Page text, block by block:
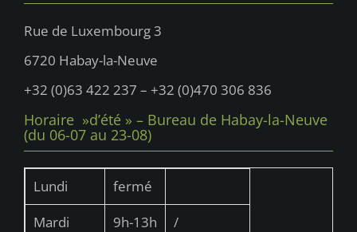
Rue de Luxembourg 3
6720 Habay-la-Neuve
+32 (0)63 422 237 – +32 (0)470 306 836
Horaire »d’été » – Bureau de Habay-la-Neuve
(du 06-07 au 23-08)
Lundi
fermé
Mardi
9h-13h
/